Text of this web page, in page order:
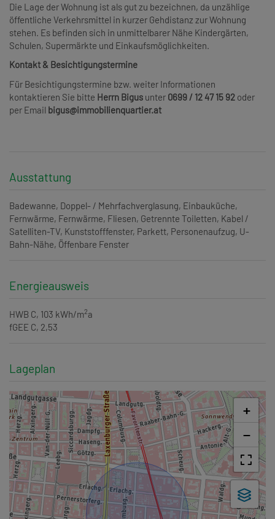
Die Lage der Wohnung ist als gut zu bezeichnen, da unzählige
öffentliche Verkehrsmittel in kurzer Gehdistanz zur Wohnung
stehen. Es befinden sich in unmittelbarer Nähe Kindergärten,
Schulen, Supermärkte und Einkaufsmöglichkeiten.
Kontakt & Besichtigungstermine
Für Besichtigungstermine bzw. weiter Informationen
kontaktieren Sie bitte Herrn Bigus unter 0699 / 12 47 15 92 oder
per Email bigus@immobilienquartier.at
Ausstattung
Badewanne Doppel- / Mehrfachverglasung Einbauküche
Fernwärme Fernwärme Fliesen Getrennte Toiletten Kabel /
Satelliten-TV Kunststofffenster Parkett Personenaufzug U-
Bahn-Nähe Öffenbare Fenster
Energieausweis
HWB C, 103 kWh/m2a
fGEE C, 2,53
Lageplan
+
−